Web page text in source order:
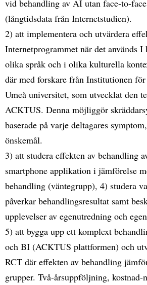
vid behandling av AI utan face-to-
(långtidsdata från Internetstudien).
2) att implementera och utvärdera
Internetprogrammet när det används
olika språk och i olika kulturella
där med forskare från Institutionen för
Umeå universitet, som utvecklat den
ACKTUS. Denna möjliggör
baserade på varje deltagares
önskemål.
3) att studera effekten av behandling
smartphone applikation i jämförelse
behandling (väntegrupp), 4) studera
påverkar behandlingsresultat samt
upplevelser av egenutredning och
5) att bygga upp ett komplext
och BI (ACKTUS plattformen) och
RCT där effekten av behandling
grupper. Två-årsuppföljning, kostnad-